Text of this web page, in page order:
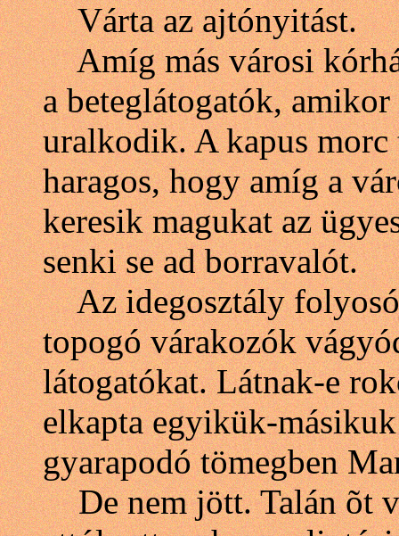
Várta az ajtónyitást.
Amíg más városi
a beteglátogatók,
uralkodik. A kapus
haragos, hogy amíg a
keresik magukat az
senki se ad borravalót.
Az idegosztály
topogó várakozók
látogatókat. Látnak-e
elkapta egyikük-
gyarapodó tömegben
De nem jött. Talán õt